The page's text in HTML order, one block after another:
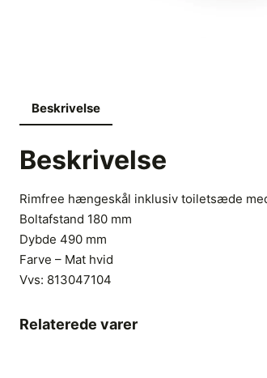
Beskrivelse
Beskrivelse
Rimfree hængeskål inklusiv toiletsæde
Boltafstand 180 mm
Dybde 490 mm
Farve – Mat hvid
Vvs: 813047104
Relaterede varer